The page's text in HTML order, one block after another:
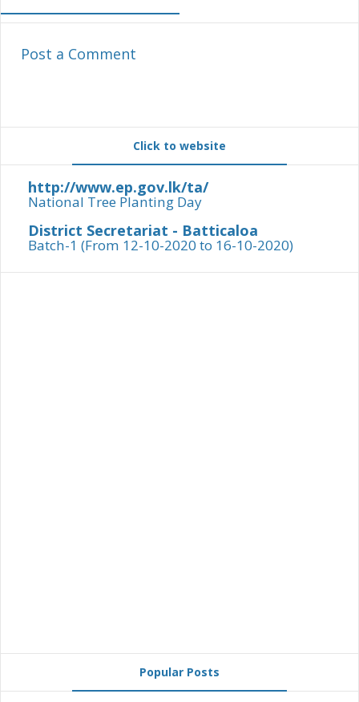
Post a Comment
Click to website
http://www.ep.gov.lk/ta/
National Tree Planting Day
District Secretariat - Batticaloa
Batch-1 (From 12-10-2020 to 16-10-2020)
Popular Posts